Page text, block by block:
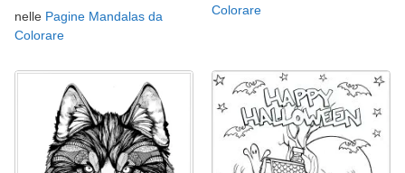
nelle Pagine Mandalas da
Colorare
Colorare